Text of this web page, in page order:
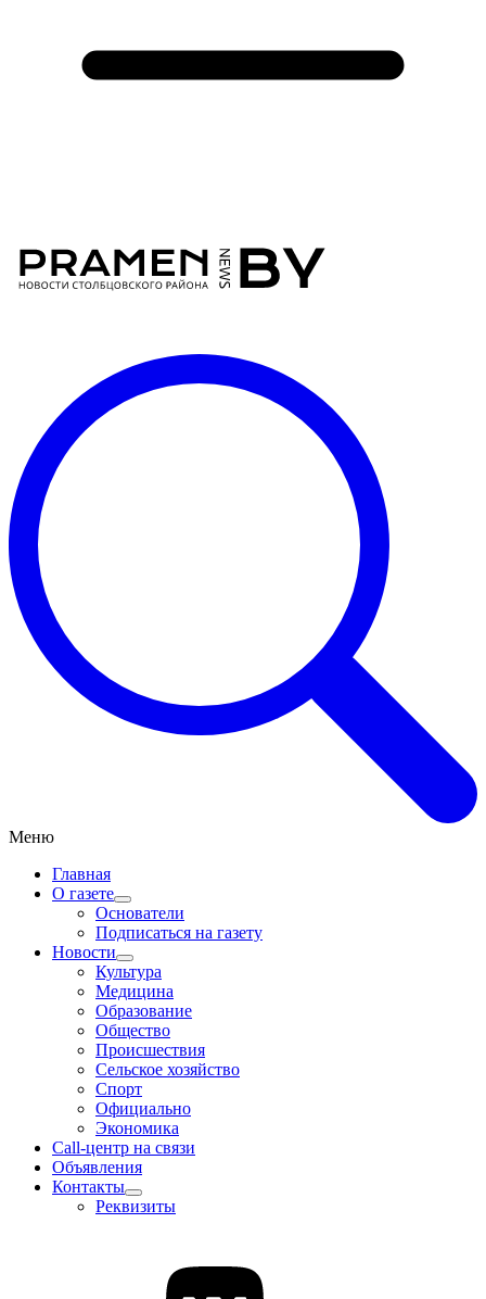
Меню
Главная
О газете
Основатели
Подписаться на газету
Новости
Культура
Медицина
Образование
Общество
Происшествия
Сельское хозяйство
Спорт
Официально
Экономика
Call-центр на связи
Объявления
Контакты
Реквизиты